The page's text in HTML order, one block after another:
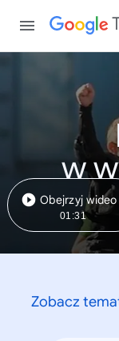
w
Obejrzyj wideo
01:31
Zobacz